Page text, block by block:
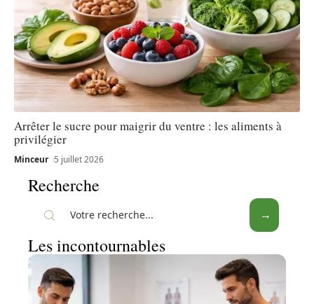
Arrêter le sucre pour maigrir du ventre : les aliments à
privilégier
Minceur 5 juillet 2026
Recherche
Les incontournables